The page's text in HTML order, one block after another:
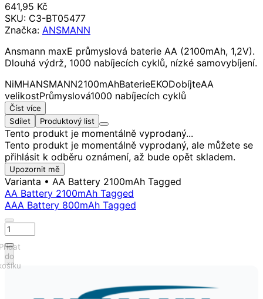
641,95 Kč
SKU: C3-BT05477
Značka: ANSMANN
Ansmann maxE průmyslová baterie AA (2100mAh, 1,2V).
Dlouhá výdrž, 1000 nabíjecích cyklů, nízké samovybíjení.
NiMHANSMANN2100mAhBaterieEKODobíjteAA
velikostPrůmyslová1000 nabíjecích cyklů
Číst více
Sdílet
Produktový list
Tento produkt je momentálně vyprodaný...
Tento produkt je momentálně vyprodaný, ale můžete se
přihlásit k odběru oznámení, až bude opět skladem.
Upozornit mě
Varianta • AA Battery 2100mAh Tagged
AA Battery 2100mAh Tagged
AAA Battery 800mAh Tagged
do